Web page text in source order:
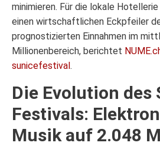
minimieren. Für die lokale
einen wirtschaftlichen Eckpfeiler
prognostizierten Einnahmen im
Millionenbereich, berichtet
sunicefestival.
Die Evolution des
Festivals:
Musik auf 2.048